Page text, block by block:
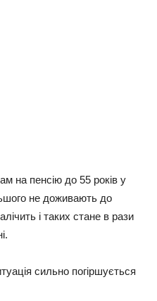
на пенсію до 55 років у
не доживають до
і таких стане в рази
сильно погіршується